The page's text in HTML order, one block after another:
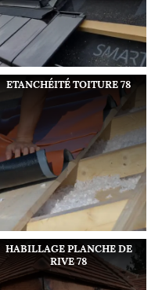
ETANCHÉITÉ TOITURE 78
HABILLAGE PLANCHE DE
RIVE 78